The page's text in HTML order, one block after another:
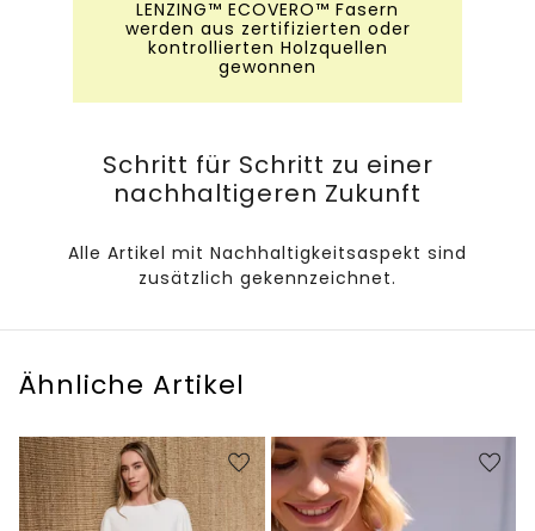
LENZING™ ECOVERO™ Fasern
werden aus zertifizierten oder
kontrollierten Holzquellen
gewonnen
Schritt für Schritt zu einer
nachhaltigeren Zukunft
Alle Artikel mit Nachhaltigkeitsaspekt sind
zusätzlich gekennzeichnet.
Ähnliche Artikel